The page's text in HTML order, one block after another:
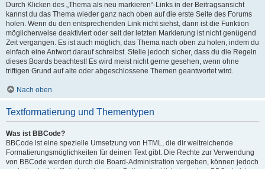
Durch Klicken des „Thema als neu markieren“-Links in der Beitragsansicht
kannst du das Thema wieder ganz nach oben auf die erste Seite des Forums
holen. Wenn du den entsprechenden Link nicht siehst, dann ist die Funktion
möglicherweise deaktiviert oder seit der letzten Markierung ist nicht genügend
Zeit vergangen. Es ist auch möglich, das Thema nach oben zu holen, indem du
einfach eine Antwort darauf schreibst. Stelle jedoch sicher, dass du die Regeln
dieses Boards beachtest! Es wird meist nicht gerne gesehen, wenn ohne
triftigen Grund auf alte oder abgeschlossene Themen geantwortet wird.
Nach oben
Textformatierung und Thementypen
Was ist BBCode?
BBCode ist eine spezielle Umsetzung von HTML, die dir weitreichende
Formatierungsmöglichkeiten für deinen Text gibt. Die Rechte zur Verwendung
von BBCode werden durch die Board-Administration vergeben, können jedoch